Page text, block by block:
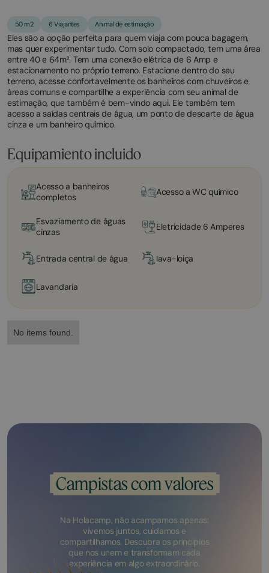
50 m2 6 Viajantes Animal de estimação
Eles são a opção perfeita para quem viaja com pouca bagagem,
mas quer experimentar tudo. Com solo compactado, tem uma área
entre 40 e 64m². Tem uma conexão elétrica de 6 Amp e
estacionamento no próprio terreno. Estacione dentro do seu
terreno, acesse confortavelmente os banheiros com chuveiros e
áreas comuns e compartilhe a experiência com seu animal de
estimação, que também é bem-vindo aqui. Ele também tem
acesso a saídas centrais de água, um ponto de descarte de água
cinza e um banheiro químico.
Equipamiento incluido
Acesso a banheiros
completos
Acesso a WC químico
Esvaziamento de águas
cinzas
Eletricidade 6 Amperes
Entrada central de água lava-loiça
Lavandaria
No items found.
Campistas com valores
Na Holacamp, não acampamos apenas:
vivemos juntos, cuidamos e
compartilhamos. Descubra os princípios
que nos unem e transformam cada
experiência em algo extraordinário.